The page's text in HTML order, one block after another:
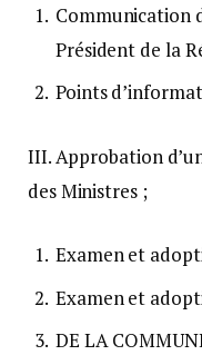
Communication
Président de la
Points
III. Approbation
des Ministres ;
Examen et
Examen et
DE LA